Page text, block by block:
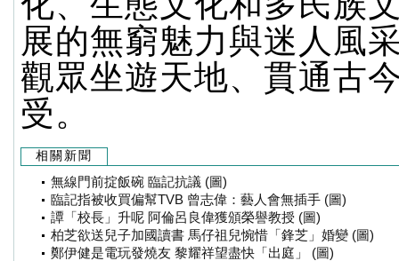
展的無窮魅力與迷人風
觀眾坐遊天地、貫通古
受。
相關新聞
無線門前掟飯碗 臨記抗議 (圖)
臨記指被收買偏幫TVB 曾志偉：藝人會無插手 (圖)
譚「校長」升呢 阿倫呂良偉獲頒榮譽教授 (圖)
柏芝欲送兒子加國讀書 馬仔祖兒惋惜「鋒芝」婚變 (圖)
鄭伊健是電玩發燒友 黎耀祥望盡快「出庭」 (圖)